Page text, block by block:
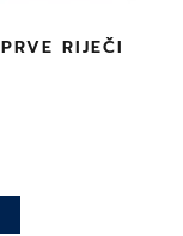
RIJEČI